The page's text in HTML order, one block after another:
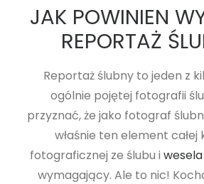
JAK POWINIEN
REPORTAŻ
Reportaż ślubny to jeden z
ogólnie pojętej fotografii
przyznać, że jako fotograf
właśnie ten element całej
fotograficznej ze ślubu i wesela
wymagający. Ale to nic!